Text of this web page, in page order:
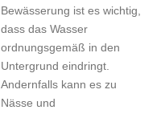
Bewässerung ist es wichtig,
dass das Wasser
ordnungsgemäß in den
Untergrund eindringt.
Andernfalls kann es zu
Nässe und